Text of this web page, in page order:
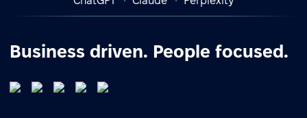
Business driven. People focused.